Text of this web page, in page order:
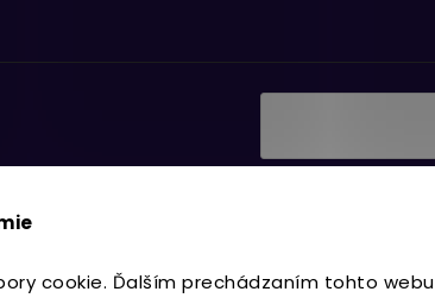
cookie. Ďalším prechádzaním tohto webu
o nových